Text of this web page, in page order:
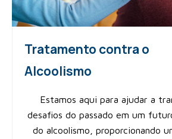
Tratamento contra o
Alcoolismo
Estamos aqui para ajudar a
desafios do passado em um
do alcoolismo, proporcionando